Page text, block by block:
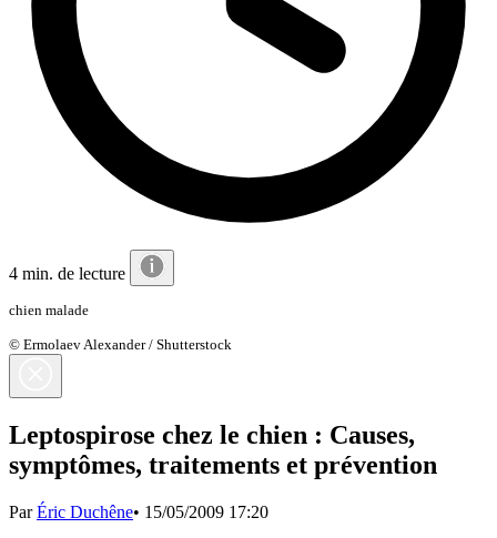
4 min. de lecture
chien malade
© Ermolaev Alexander / Shutterstock
Leptospirose chez le chien : Causes,
symptômes, traitements et prévention
ParÉric Duchêne• 15/05/2009 17:20